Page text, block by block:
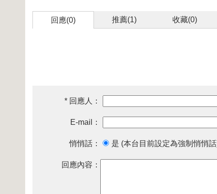
回應(0) 推薦(1) 收藏(0)
* 回應人：
E-mail：
悄悄話： 是 (本台目前設定為強制悄悄
回應內容：